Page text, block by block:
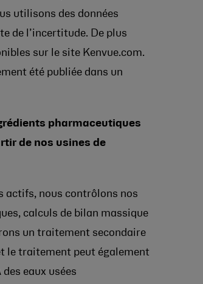
utilisons des données
de l’incertitude. De plus
sur le site Kenvue.com.
été publiée dans un
pharmaceutiques
de nos usines de
actifs, nous contrôlons nos
calculs de bilan massique
un traitement secondaire
le traitement peut également
eaux usées